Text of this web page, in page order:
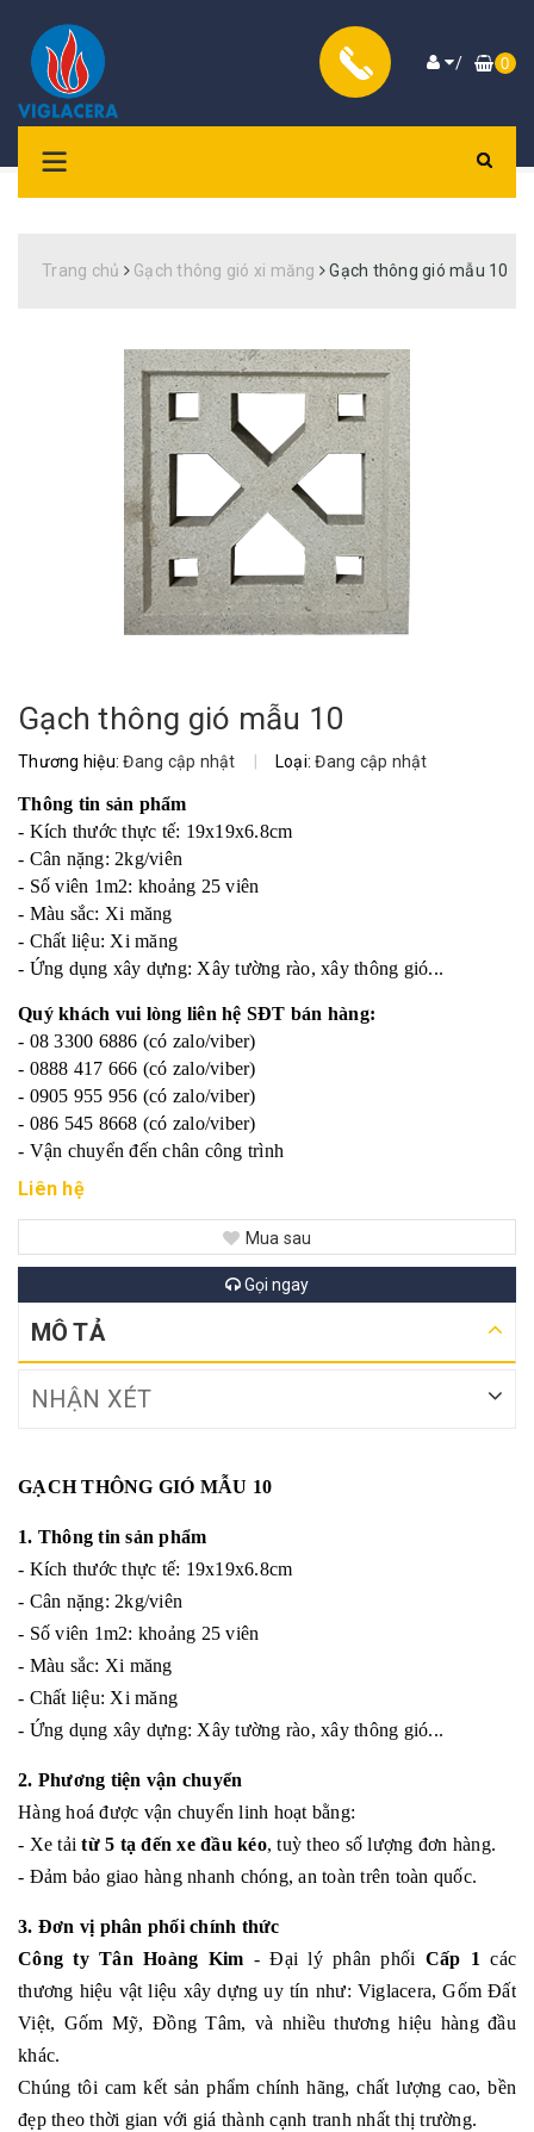
/ 0
Trang chủ Gạch thông gió xi măng Gạch thông gió mẫu 10
Gạch thông gió mẫu 10
Thương hiệu:Đang cập nhật | Loại:Đang cập nhật
Thông tin sản phẩm
- Kích thước thực tế: 19x19x6.8cm
- Cân nặng: 2kg/viên
- Số viên 1m2: khoảng 25 viên
- Màu sắc: Xi măng
- Chất liệu: Xi măng
- Ứng dụng xây dựng: Xây tường rào, xây thông gió...
Quý khách vui lòng liên hệ SĐT bán hàng:
- 08 3300 6886 (có zalo/viber)
- 0888 417 666 (có zalo/viber)
- 0905 955 956 (có zalo/viber)
- 086 545 8668 (có zalo/viber)
- Vận chuyển đến chân công trình
Liên hệ
Mua sau
Gọi ngay
MÔ TẢ
NHẬN XÉT
GẠCH THÔNG GIÓ MẪU 10
1. Thông tin sản phẩm
- Kích thước thực tế: 19x19x6.8cm
- Cân nặng: 2kg/viên
- Số viên 1m2: khoảng 25 viên
- Màu sắc: Xi măng
- Chất liệu: Xi măng
- Ứng dụng xây dựng: Xây tường rào, xây thông gió...
2. Phương tiện vận chuyển
Hàng hoá được vận chuyển linh hoạt bằng:
- Xe tảitừ 5 tạ đến xe đầu kéo, tuỳ theo số lượng đơn hàng.
- Đảm bảo giao hàng nhanh chóng, an toàn trên toàn quốc.
3. Đơn vị phân phối chính thức
Công ty Tân Hoàng Kim - Đại lý phân phối Cấp 1 các
thương hiệu vật liệu xây dựng uy tín như: Viglacera, Gốm Đất
Việt, Gốm Mỹ, Đồng Tâm, và nhiều thương hiệu hàng đầu
khác.
Chúng tôi cam kết sản phẩm chính hãng, chất lượng cao, bền
đẹp theo thời gian với giá thành cạnh tranh nhất thị trường.